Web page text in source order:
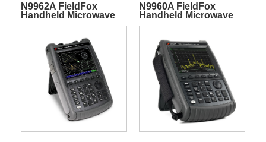
N9962A FieldFox
Handheld Microwave
Spectrum Analyzer
N9960A FieldFox
Handheld Microwave
Spectrum Analyzer